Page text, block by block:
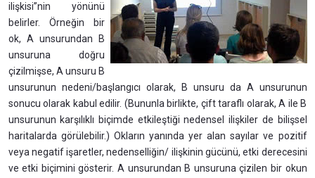
ilişkisi”nin yönünü
belirler. Örneğin bir
ok, A unsurundan B
unsuruna doğru
çizilmişse, A unsuru B
unsurunun nedeni/başlangıcı olarak, B unsuru da A unsurunun
sonucu olarak kabul edilir. (Bununla birlikte, çift taraflı olarak, A ile B
unsurunun karşılıklı biçimde etkileştiği nedensel ilişkiler de bilişsel
haritalarda görülebilir.) Okların yanında yer alan sayılar ve pozitif
veya negatif işaretler, nedenselliğin/ ilişkinin gücünü, etki derecesini
ve etki biçimini gösterir. A unsurundan B unsuruna çizilen bir okun